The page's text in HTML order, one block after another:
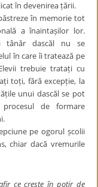
în devenirea țării.
în memorie tot
a înaintașilor lor.
tânăr dascăl nu se
în care îi tratează pe
trebuie tratați cu
toți, fără excepție, la
unui dascăl se pot
de formare
pe ogorul școlii
chiar dacă vremurile
ce creşte în potir de